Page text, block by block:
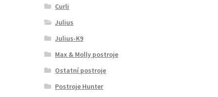
Curli
Julius
Julius-K9
Max & Molly postroje
Ostatní postroje
Postroje Hunter